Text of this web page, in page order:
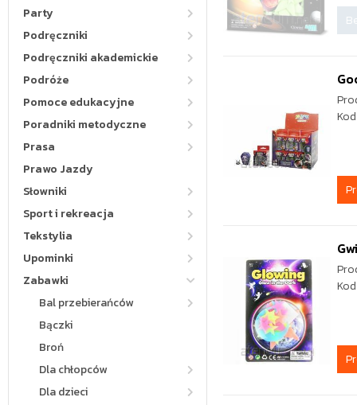
Party
Podręczniki
Podręczniki akademickie
Podróże
Pomoce edukacyjne
Poradniki metodyczne
Prasa
Prawo Jazdy
Słowniki
Sport i rekreacja
Tekstylia
Upominki
Zabawki
Bal przebierańców
Bączki
Broń
Dla chłopców
Dla dzieci